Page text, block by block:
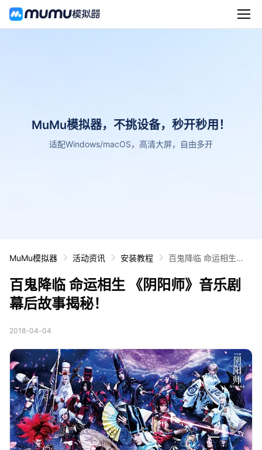
MuMu模拟器，不挑设备，秒开秒用！
适配Windows/macOS，高清大屏，自由多开
MuMu模拟器 活动资讯 安装教程
百鬼降临 命运相生
故事揭秘！
百鬼降临 命运相生 《阴阳师》音乐剧
幕后故事揭秘！
2018-04-04